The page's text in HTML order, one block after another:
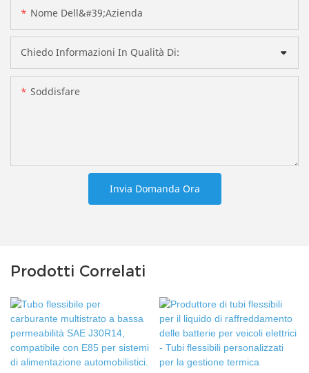
Nome Dell&#39;azienda
Chiedo Informazioni In Qualità Di:
Soddisfare
Invia Domanda Ora
Prodotti Correlati